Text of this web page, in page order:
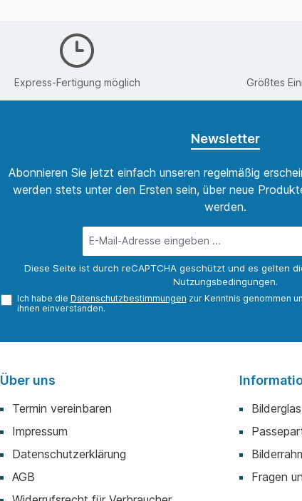
Express-Fertigung möglich Größtes
Newsletter
Abonnieren Sie jetzt einfach unseren regelmäßig
werden stets unter den Ersten sein, über neue
werden.
Mail-
Adresse*
Diese Seite ist durch reCAPTCHA geschützt und es gelten
Nutzungsbedingungen.
Ich habe die Datenschutzbestimmungen zur Kenntnis genommen
ihnen einverstanden.
Über uns
Termin vereinbaren
Impressum
Datenschutzerklärung
AGB
Bilderglas
Fragen